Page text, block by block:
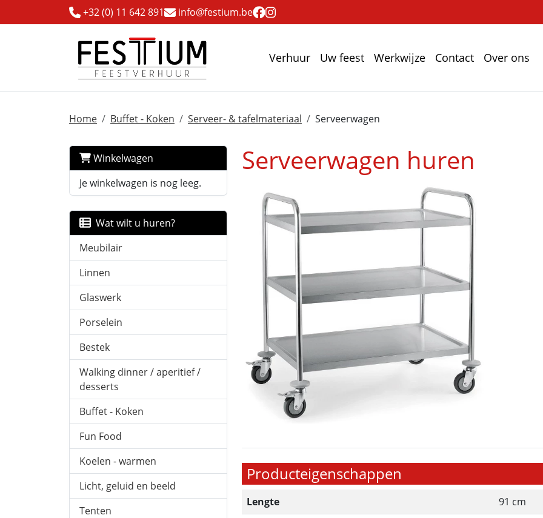
+32 (0) 11 642 891 info@festium.be
Verhuur Uw feest Werkwijze Contact Over ons
Home Buffet - Koken Serveer- & tafelmateriaal Serveerwagen
Winkelwagen
Je winkelwagen is nog leeg.
Wat wilt u huren?
Meubilair
Linnen
Glaswerk
Porselein
Bestek
Walking dinner / aperitief /
desserts
Buffet - Koken
Fun Food
Koelen - warmen
Licht, geluid en beeld
Tenten
Serveerwagen huren
Producteigenschappen
Lengte
91 cm